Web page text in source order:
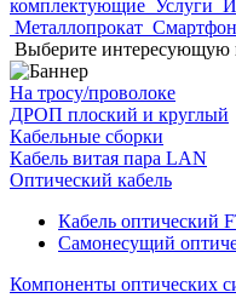
комплектующие Услуги
Металлопрокат
Выберите интересующую
На тросу/проволоке
ДРОП плоский и круглый
Кабельные сборки
Кабель витая пара LAN
Оптический кабель
Кабель оптический
Самонесущий
Компоненты оптических